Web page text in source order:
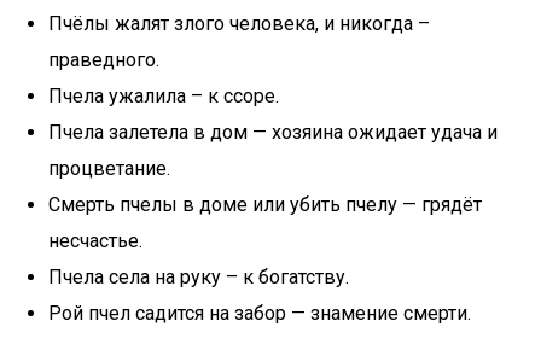
Пчёлы жалят злого человека, и никогда –
праведного.
Пчела ужалила – к ссоре.
Пчела залетела в дом — хозяина ожидает удача и
процветание.
Смерть пчелы в доме или убить пчелу — грядёт
несчастье.
Пчела села на руку – к богатству.
Рой пчел садится на забор — знамение смерти.